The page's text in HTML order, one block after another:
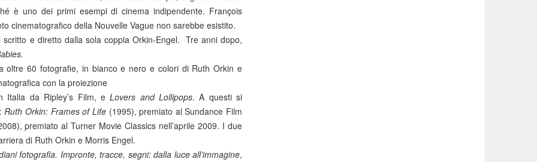
è uno dei primi esempi di cinema indipendente. François
cinematografico della Nouvelle Vague non sarebbe esistito.
scritto e diretto dalla sola coppia Orkin-Engel. Tre anni dopo,
.
oltre 60 fotografie, in bianco e nero e colori di Ruth Orkin e
con la proiezione
Italia da Ripley’s Film, eLovers and Lollipops. A questi si
Ruth Orkin: Frames of Life(1995), premiato al Sundance Film
premiato al Turner Movie Classics nell’aprile 2009. I due
di Ruth Orkin e Morris Engel.
fotografia. Impronte, tracce, segni: dalla luce all’immagine,